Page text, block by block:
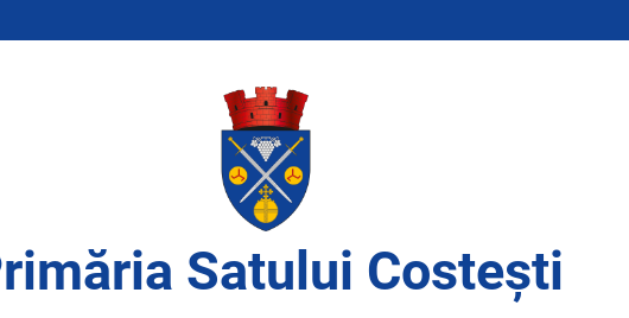
Satului Costești